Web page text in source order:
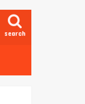
search